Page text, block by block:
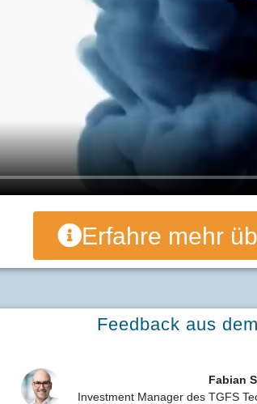
Erfahre mehr
Feedback aus
Fabian
Investment Manager des TGFS